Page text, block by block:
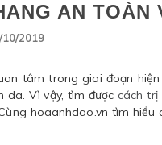
AN TOÀN
10/2019
tâm trong giai đoạn
da. Vì vậy, tìm đượccách trị
hoaanhdao.vn tìm hiểu